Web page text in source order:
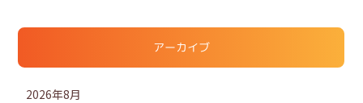
アーカイブ
2026年8月